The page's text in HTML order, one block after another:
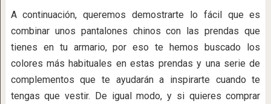
A continuación, queremos demostrarte lo fácil que es
combinar unos pantalones chinos con las prendas que
tienes en tu armario, por eso te hemos buscado los
colores más habituales en estas prendas y una serie de
complementos que te ayudarán a inspirarte cuando te
tengas que vestir. De igual modo, y si quieres comprar